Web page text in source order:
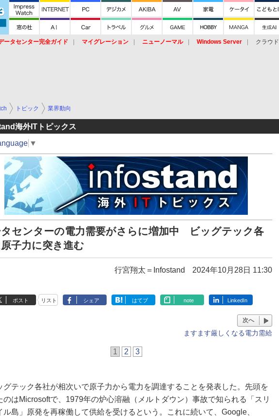
ータセンター完全ガイド マイグレーション ニューノーマル Windows Server クラウド
トピック 業界動向
海外ITトピックス
▼
センターの電力需要がさらに増加中 ビッグテック各
子力に突き進む
行宮翔太＝Infostand 2024年10月28日 11:30
ポスト リスト シェア はてブ note LinkedIn
次へ
ますます厳しくなる電力需給
1 2 3
テック各社が相次いで原子力から電力を調達することを発表した。先頭を
のはMicrosoftで、1979年の炉心溶融（メルトダウン）事故で知られる「スリ
ル島」原発を再稼働して供給を受けるという。これに続いて、Google、